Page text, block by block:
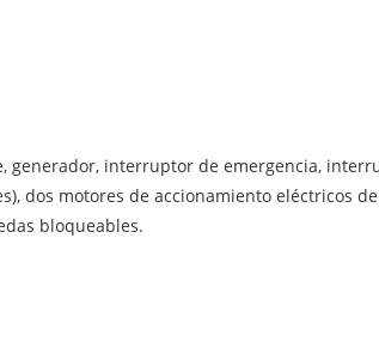
generador, interruptor de emergencia,
motores de accionamiento eléctricos de
bloqueables.